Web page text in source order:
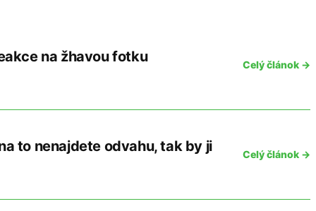
na žhavou fotku
Celý článok →
to nenajdete odvahu, tak by ji
Celý článok →